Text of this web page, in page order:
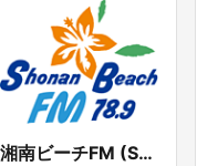
湘南ビーチFM (Shonan Beach FM)